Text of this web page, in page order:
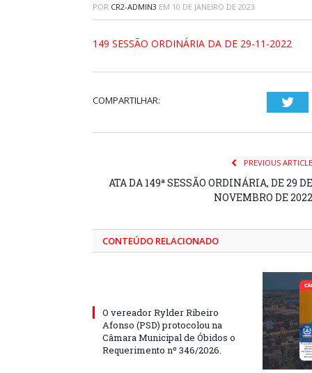
POR CR2-ADMIN3 EM 10 DE JANEIRO DE 2023
149 SESSÃO ORDINÁRIA DA DE 29-11-2022
COMPARTILHAR:
PREVIOUS ARTICLE
ATA DA 149ª SESSÃO ORDINÁRIA, DE 29 DE
NOVEMBRO DE 2022
CONTEÚDO RELACIONADO
O vereador Rylder Ribeiro
Afonso (PSD) protocolou na
Câmara Municipal de Óbidos o
Requerimento nº 346/2026.